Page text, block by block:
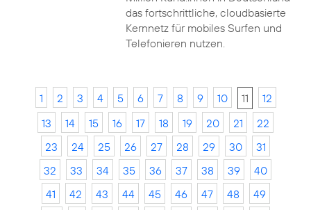
das fortschrittliche, cloudbasierte
Kernnetz für mobiles Surfen und
Telefonieren nutzen.
1 2 3 4 5 6 7 8 9 10 11
12
13
14 15 16 17 18 19 20 21
22
23
24 25 26 27 28 29 30
31
32
33 34 35 36 37 38 39
40
41
42 43 44 45 46 47 48
49